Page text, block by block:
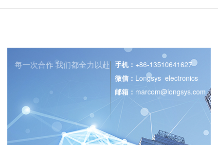
每一次合作我们都全力以赴 手机： +86-13510641627
微信： Longsys_electronics
邮箱： marcom@longsys.com